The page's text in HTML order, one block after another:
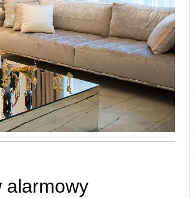
alarmowy